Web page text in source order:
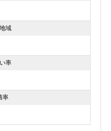
域
率
率